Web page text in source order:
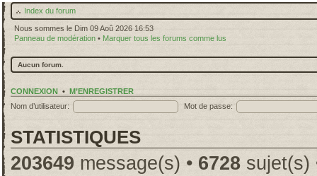
Index du forum
Nous sommes le Dim 09 Aoû 2026 16:53
Panneau de modération • Marquer tous les forums comme lus
Aucun forum.
CONNEXION • M’ENREGISTRER
Nom d’utilisateur:
Mot de passe:
STATISTIQUES
203649 message(s) • 6728 sujet(s)